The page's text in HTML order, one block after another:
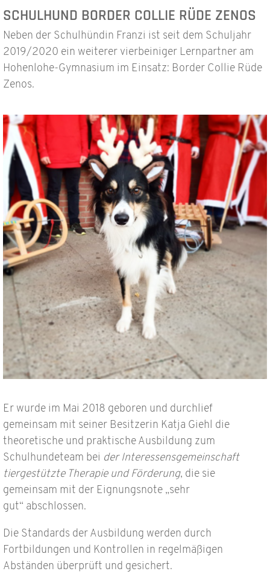
SCHULHUND BORDER COLLIE RÜDE ZENOS
Neben der Schulhündin Franzi ist seit dem Schuljahr
2019/2020 ein weiterer vierbeiniger Lernpartner am
Hohenlohe-Gymnasium im Einsatz: Border Collie Rüde
Zenos.
Er wurde im Mai 2018 geboren und durchlief
gemeinsam mit seiner Besitzerin Katja Giehl die
theoretische und praktische Ausbildung zum
Schulhundeteam bei der Interessensgemeinschaft
tiergestützte Therapie und Förderung, die sie
gemeinsam mit der Eignungsnote „sehr
gut“ abschlossen.
Die Standards der Ausbildung werden durch
Fortbildungen und Kontrollen in regelmäßigen
Abständen überprüft und gesichert.